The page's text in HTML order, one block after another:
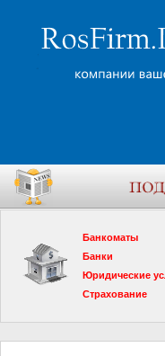
Банкоматы
Банки
Юридические
Страхование